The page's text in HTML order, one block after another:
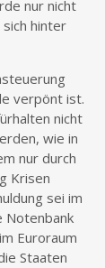
nur nicht
hinter
verpönt ist.
nicht
wie in
nur durch
Krisen
sei im
Notenbank
Euroraum
Staaten